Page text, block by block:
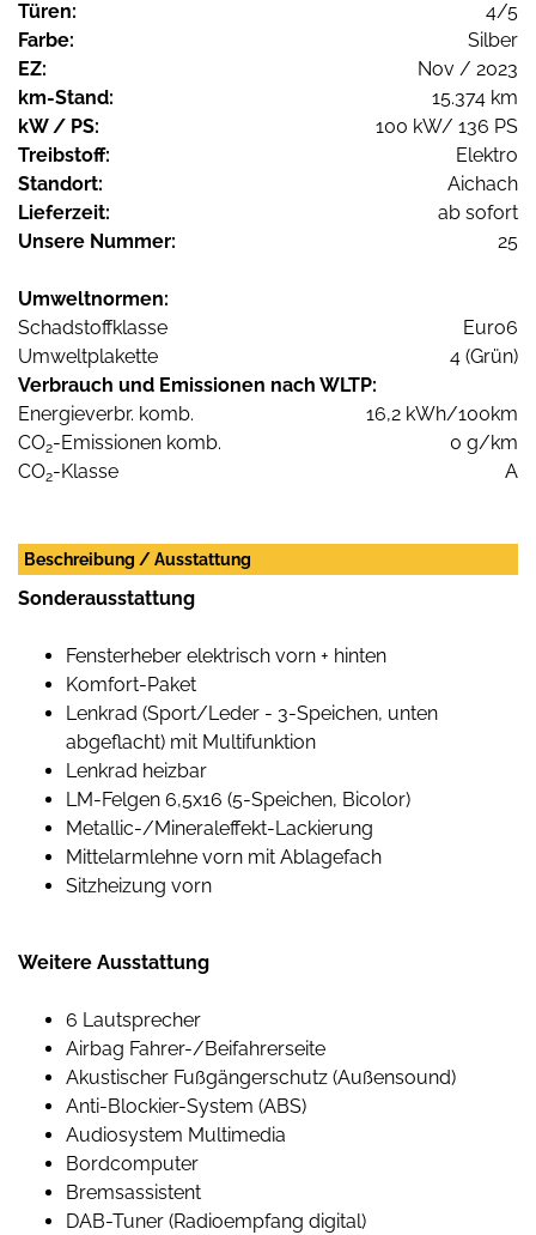
Türen:
4/5
Farbe:
Silber
EZ:
Nov / 2023
km-Stand:
15.374 km
kW / PS:
100 kW/ 136 PS
Treibstoff:
Elektro
Standort:
Aichach
Lieferzeit:
ab sofort
Unsere Nummer:
25
Umweltnormen:
Schadstoffklasse
Euro6
Umweltplakette
4 (Grün)
Verbrauch und Emissionen nach WLTP:
Energieverbr. komb.
16,2 kWh/100km
CO2-Emissionen komb.
0 g/km
CO2-Klasse A
Beschreibung / Ausstattung
Sonderausstattung
Fensterheber elektrisch vorn + hinten
Komfort-Paket
Lenkrad (Sport/Leder - 3-Speichen, unten
abgeflacht) mit Multifunktion
Lenkrad heizbar
LM-Felgen 6,5x16 (5-Speichen, Bicolor)
Metallic-/Mineraleffekt-Lackierung
Mittelarmlehne vorn mit Ablagefach
Sitzheizung vorn
Weitere Ausstattung
6 Lautsprecher
Airbag Fahrer-/Beifahrerseite
Akustischer Fußgängerschutz (Außensound)
Anti-Blockier-System (ABS)
Audiosystem Multimedia
Bordcomputer
Bremsassistent
DAB-Tuner (Radioempfang digital)